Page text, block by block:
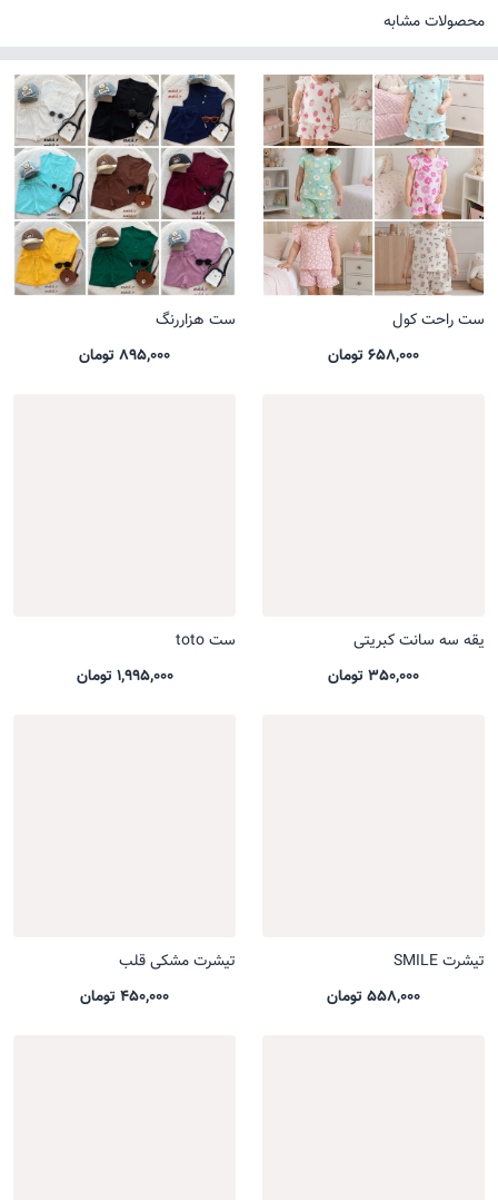
محصولات مشابه
ست راحت کول
658,000 تومان
ست هزاررنگ
895,000 تومان
یقه سه سانت کبریتی
350,000 تومان
ست toto
1,995,000 تومان
تیشرت SMILE
558,000 تومان
تیشرت مشکی قلب
450,000 تومان